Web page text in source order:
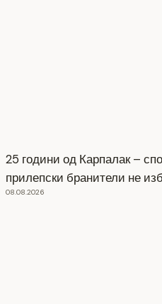
25 години од Карпалак –
прилепски бранители не
08.08.2026